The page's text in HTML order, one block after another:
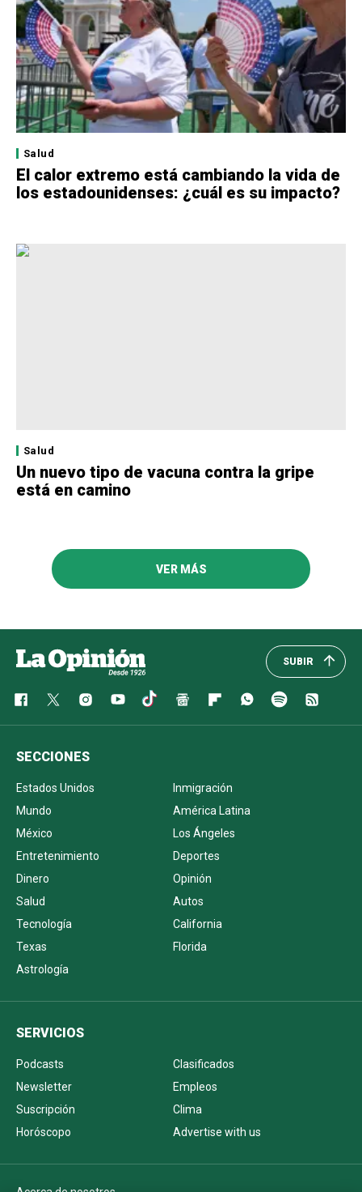
Salud
El calor extremo está cambiando la vida de
los estadounidenses: ¿cuál es su impacto?
Salud
Un nuevo tipo de vacuna contra la gripe
está en camino
VER MÁS
SUBIR
SECCIONES
Estados Unidos
Inmigración
Mundo
América Latina
México
Los Ángeles
Entretenimiento
Deportes
Dinero
Opinión
Salud
Autos
Tecnología
California
Texas
Florida
Astrología
SERVICIOS
Podcasts
Clasificados
Newsletter
Empleos
Suscripción
Clima
Horóscopo
Advertise with us